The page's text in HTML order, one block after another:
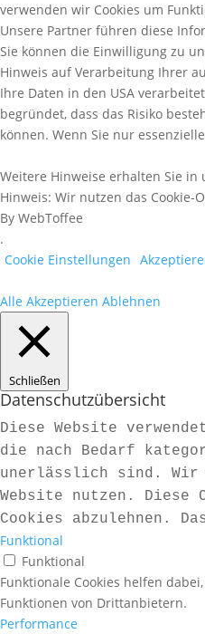
verwenden wir Cookies um
Unsere Partner führen diese
Sie können die Einwilligung zu
Hinweis auf Verarbeitung Ihrer
Ihre Daten in den USA
begründet, dass das Risiko
können. Wenn Sie nur
Weitere Hinweise erhalten Sie
Hinweis: Wir nutzen das Cookie-
By WebToffee
.
Cookie Einstellungen
Alle Akzeptieren Ablehnen
Schließen
Datenschutzübersicht
Diese Website
die nach Bedarf
unerlässlich sind. Wir
Website nutzen. Diese
Cookies abzulehnen.
Funktional
Funktional
Funktionale Cookies helfen
Funktionen von Drittanbietern.
Performance